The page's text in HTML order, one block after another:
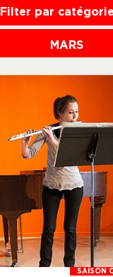
Filter par catégorie
MARS
SAISON